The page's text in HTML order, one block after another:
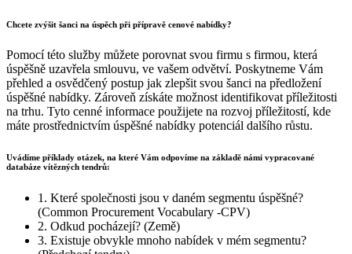
Chcete zvýšit šanci na úspěch při přípravě cenové nabídky?
Pomocí této služby můžete porovnat svou firmu s firmou, která
úspěšně uzavřela smlouvu, ve vašem odvětví. Poskytneme Vám
přehled a osvědčený postup jak zlepšit svou šanci na předložení
úspěšné nabídky. Zároveň získáte možnost identifikovat příležitosti
na trhu. Tyto cenné informace použijete na rozvoj příležitostí, kde
máte prostřednictvím úspěšné nabídky potenciál dalšího růstu.
Uvádíme příklady otázek, na které Vám odpovíme na základě námi vypracované
databáze vítězných tendrů:
1. Které společnosti jsou v daném segmentu úspěšné?
(Common Procurement Vocabulary -CPV)
2. Odkud pocházejí? (Země)
3. Existuje obvykle mnoho nabídek v mém segmentu?